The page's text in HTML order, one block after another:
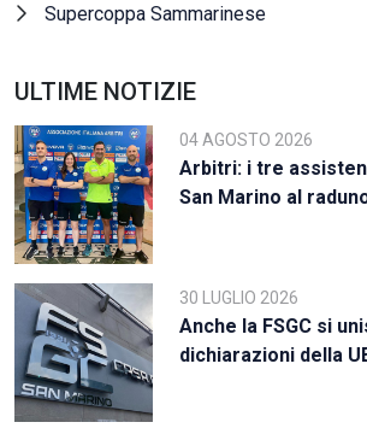
Supercoppa Sammarinese
ULTIME NOTIZIE
04 AGOSTO 2026
Arbitri: i tre
San Marino al
30 LUGLIO 2026
Anche la FSGC si
dichiarazioni della